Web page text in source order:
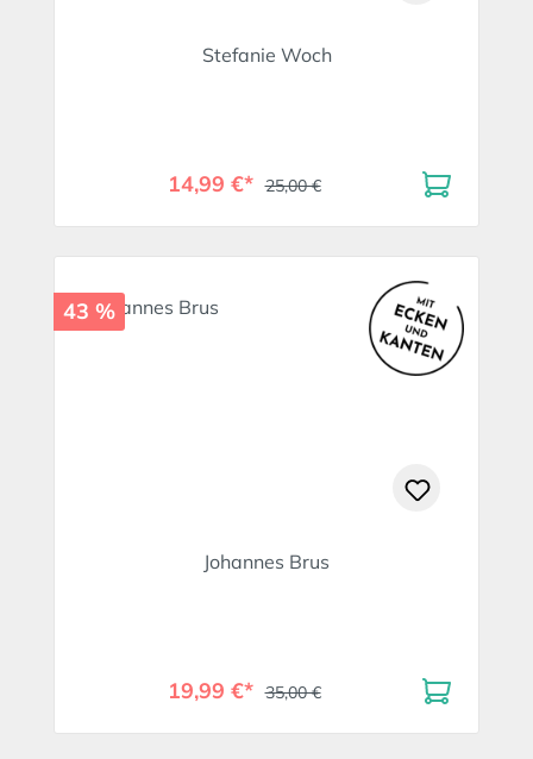
Stefanie Woch
14,99 €* 25,00 €
43 %
Johannes Brus
19,99 €* 35,00 €